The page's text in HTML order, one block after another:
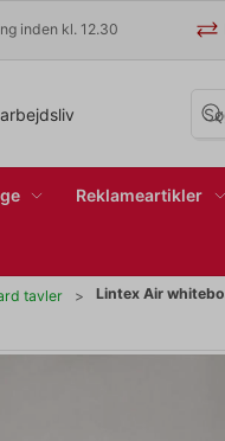
inden kl. 12.30
Reklameartikler
tavler Lintex Air